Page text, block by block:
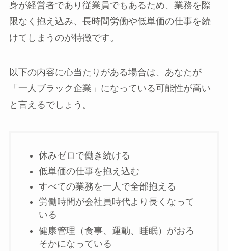
身が経営者であり従業員でもあるため、業務を際
限なく抱え込み、長時間労働や低単価の仕事を続
けてしまうのが特徴です。
以下の内容に心当たりがある場合は、あなたが
「一人ブラック企業」になっている可能性が高い
と言えるでしょう。
休みゼロで働き続ける
低単価の仕事を抱え込む
すべての業務を一人で全部抱える
労働時間が会社員時代より長くなって
いる
健康管理（食事、運動、睡眠）がおろ
そかになっている